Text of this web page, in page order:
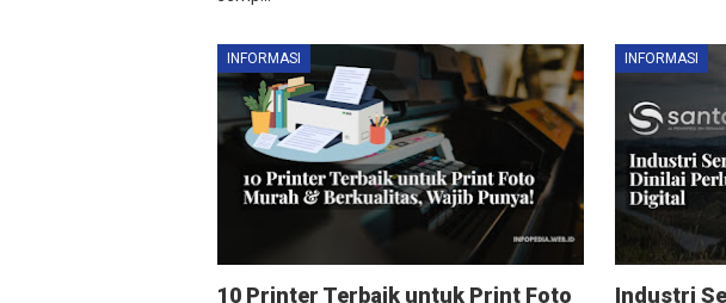
INFORMASI
10 Printer Terbaik untuk Print Foto
INFORMASI
Industri